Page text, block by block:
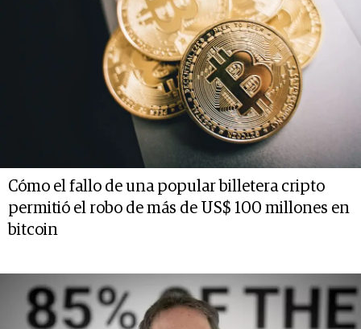
Cómo el fallo de una popular billetera cripto
permitió el robo de más de US$ 100 millones en
bitcoin